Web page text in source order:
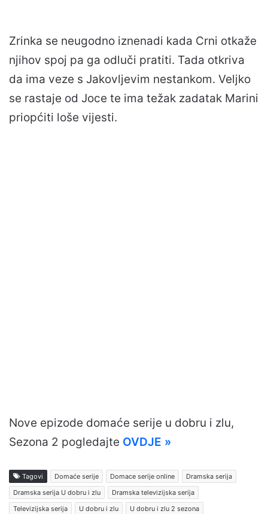
Zrinka se neugodno iznenadi kada Crni otkaže
njihov spoj pa ga odluči pratiti. Tada otkriva
da ima veze s Jakovljevim nestankom. Veljko
se rastaje od Joce te ima težak zadatak Marini
priopćiti loše vijesti.
Nove epizode domaće serije u dobru i zlu,
Sezona 2 pogledajte OVDJE »
Tagovi Domaće serije Domace serije online
Dramska serija
Dramska serija U dobru i zlu
Dramska televizijska serija
Televizijska serija
U dobru i zlu U dobru i zlu 2 sezona